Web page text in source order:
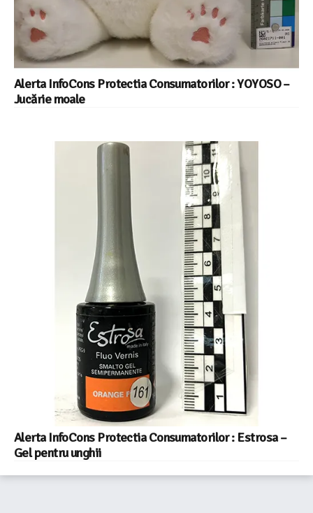
Alerta InfoCons Protectia Consumatorilor : YOYOSO –
Jucărie moale
Alerta InfoCons Protectia Consumatorilor : Estrosa –
Gel pentru unghii